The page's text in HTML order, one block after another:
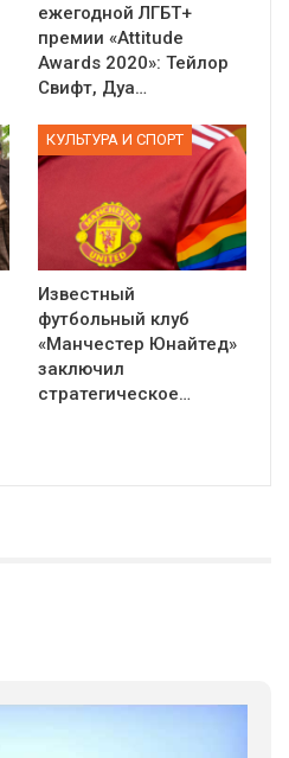
ежегодной ЛГБТ+
премии «Attitude
Awards 2020»: Тейлор
Свифт, Дуа…
КУЛЬТУРА И СПОРТ
Известный
футбольный клуб
«Манчестер Юнайтед»
заключил
стратегическое…